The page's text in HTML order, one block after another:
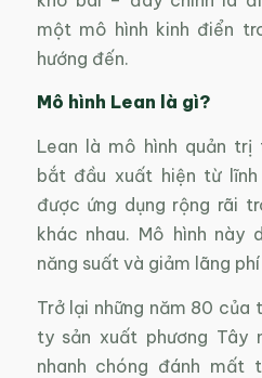
một mô hình kinh điển
hướng đến.
Mô hình Lean là gì?
Lean là mô hình quản
bắt đầu xuất hiện từ
được ứng dụng rộng rãi
khác nhau. Mô hình này
năng suất và giảm lãng
Trở lại những năm 80
ty sản xuất phương Tây
nhanh chóng đánh mất